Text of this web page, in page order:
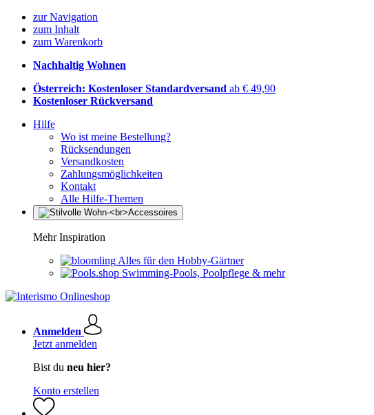
zur Navigation
zum Inhalt
zum Warenkorb
Nachhaltig Wohnen
Österreich: Kostenloser Standardversand ab € 49,90
Kostenloser Rückversand
Hilfe
Wo ist meine Bestellung?
Rücksendungen
Versandkosten
Zahlungsmöglichkeiten
Kontakt
Alle Hilfe-Themen
Mehr Inspiration
Alles für den Hobby-Gärtner
Swimming-Pools, Poolpflege & mehr
Anmelden
Jetzt anmelden
Bist du neu hier?
Konto erstellen